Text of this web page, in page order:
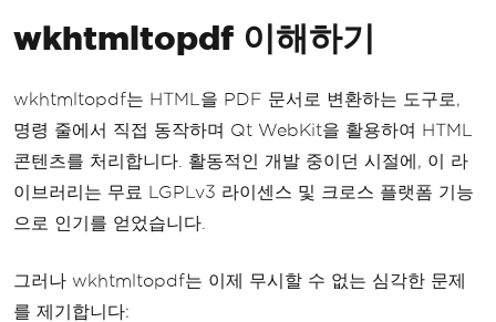
wkhtmltopdf 이해하기
wkhtmltopdf는 HTML을 PDF 문서로 변환하는 도구로,
명령 줄에서 직접 동작하며 Qt WebKit을 활용하여 HTML
콘텐츠를 처리합니다. 활동적인 개발 중이던 시절에, 이 라
이브러리는 무료 LGPLv3 라이센스 및 크로스 플랫폼 기능
으로 인기를 얻었습니다.
그러나 wkhtmltopdf는 이제 무시할 수 없는 심각한 문제
를 제기합니다: